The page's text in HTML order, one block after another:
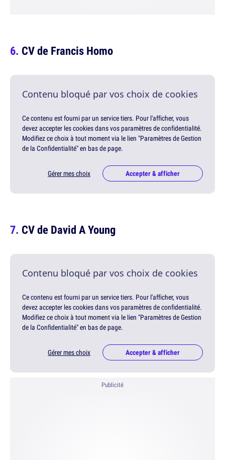
CV de Francis Homo
Contenu bloqué par vos choix de cookies
Ce contenu est fourni par un service tiers. Pour l'afficher, vous
devez accepter les cookies dans vos paramètres de confidentialité.
Modifiez ce choix à tout moment via le lien "Paramètres de Gestion
de la Confidentialité" en bas de page.
Gérer mes choix Accepter & afficher
CV de David A Young
Contenu bloqué par vos choix de cookies
Ce contenu est fourni par un service tiers. Pour l'afficher, vous
devez accepter les cookies dans vos paramètres de confidentialité.
Modifiez ce choix à tout moment via le lien "Paramètres de Gestion
de la Confidentialité" en bas de page.
Gérer mes choix Accepter & afficher
Publicité